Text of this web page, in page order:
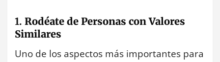
1. Rodéate de Personas con Valores
Similares
Uno de los aspectos más importantes para